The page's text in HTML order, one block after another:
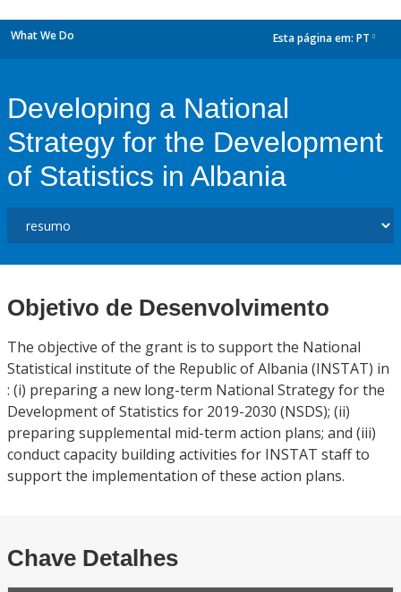
What We Do Esta página em: PT
Developing a National
Strategy for the Development
of Statistics in Albania
Objetivo de Desenvolvimento
The objective of the grant is to support the National
Statistical institute of the Republic of Albania (INSTAT) in
: (i) preparing a new long-term National Strategy for the
Development of Statistics for 2019-2030 (NSDS); (ii)
preparing supplemental mid-term action plans; and (iii)
conduct capacity building activities for INSTAT staff to
support the implementation of these action plans.
Chave Detalhes